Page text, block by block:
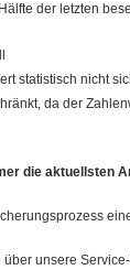
der letzten
statistisch nicht
da der
die aktuellsten
unsere